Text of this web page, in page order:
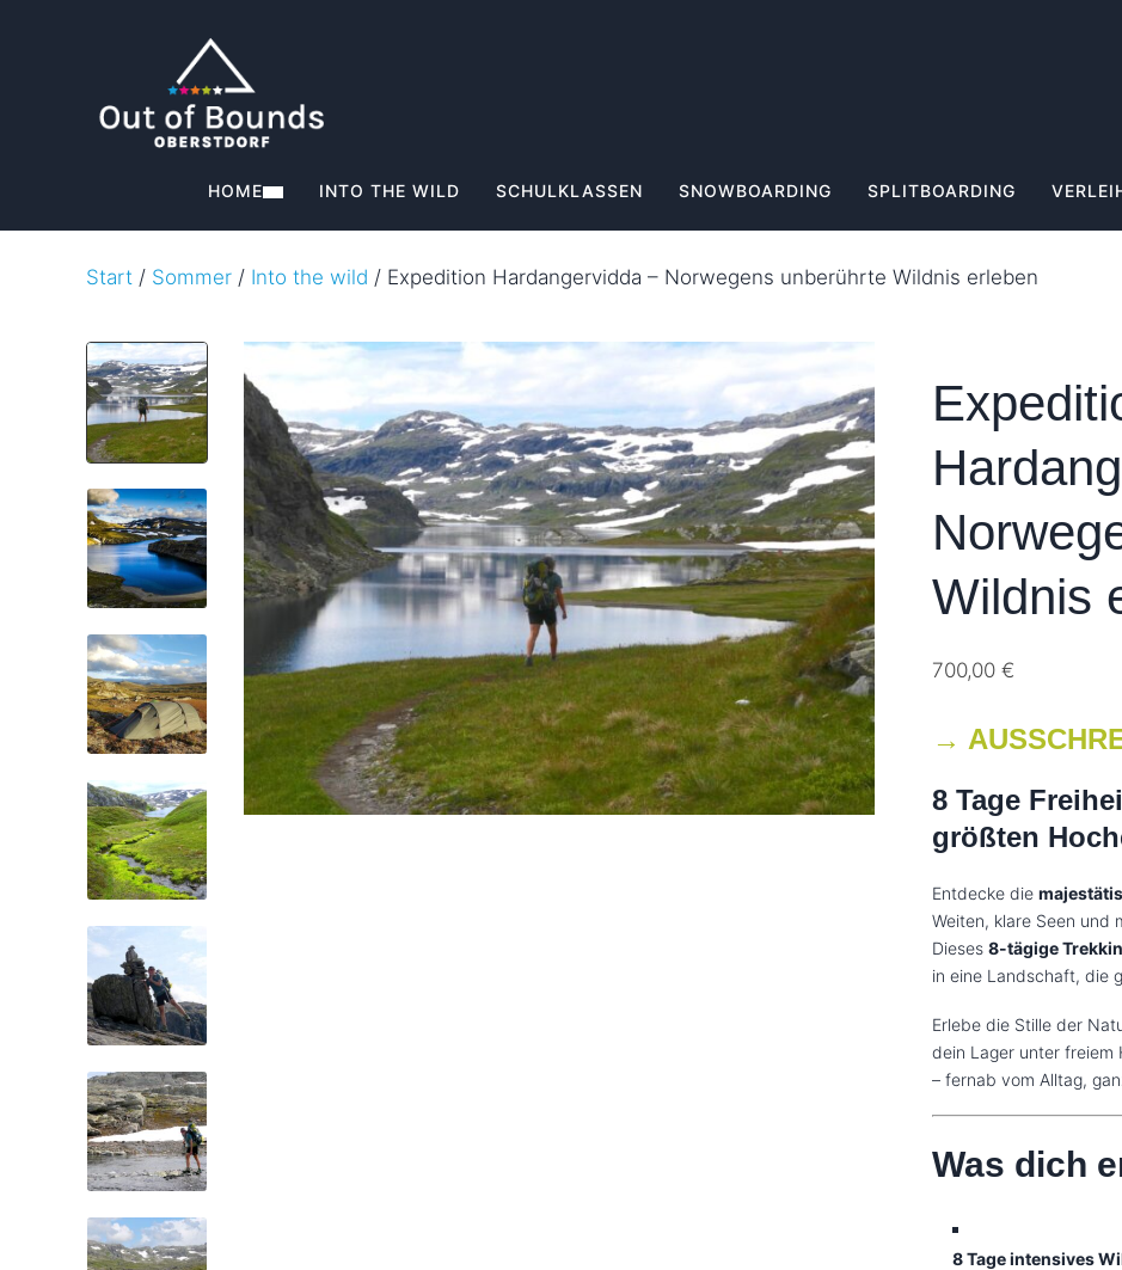
HOME INTO THE WILD SCHULKLASSEN SNOWBOARDING SPLITBOARDING
Start / Sommer / Into the wild / Expedition Hardangervidda – Norwegens unberührte Wildnis erleben
Wildnis
700,00 €
→
8 Tage
größten
Entdecke die
Weiten, klare Seen und
Dieses 8-tägige
in eine Landschaft, die
Erlebe die Stille der
dein Lager unter freiem
– fernab vom Alltag,
Was dich
8 Tage intensives